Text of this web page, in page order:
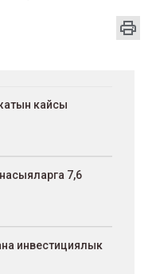
кайсы
7,6
инвестициялык